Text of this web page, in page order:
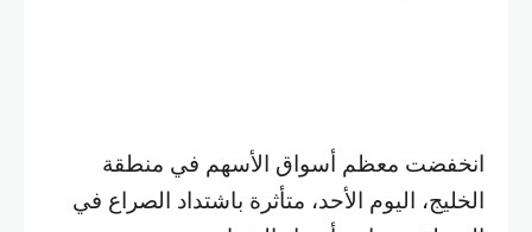
انخفضت معظم أسواق الأسهم في منطقة
الخليج، اليوم الأحد، متأثرة باشتداد الصراع في